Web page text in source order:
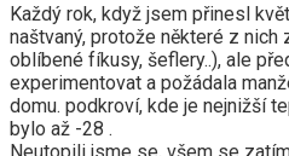
Každý rok, když jsem přinesl
naštvaný, protože některé z
oblíbené fíkusy, šeflery..), ale
experimentovat a požádala
domu. podkroví, kde je nejnižší
bylo až -28 .